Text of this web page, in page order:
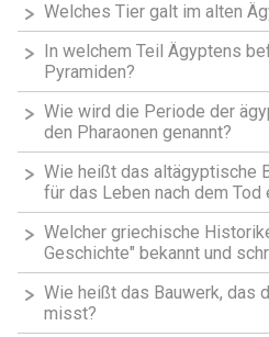
Welches Tier galt im alten
In welchem Teil Ägyptens
Pyramiden?
Wie wird die Periode der
den Pharaonen genannt?
Wie heißt das altägyptische
für das Leben nach dem Tod
Welcher griechische
Geschichte" bekannt und
Wie heißt das Bauwerk, das
misst?